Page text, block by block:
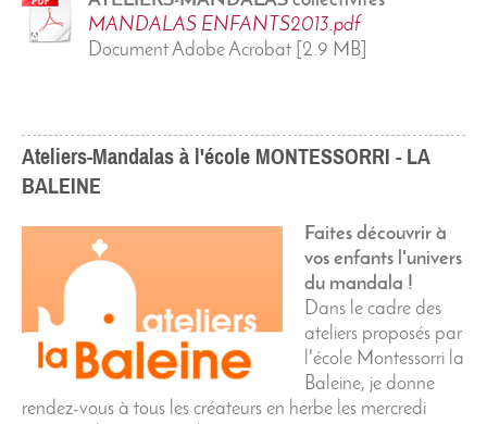
MANDALAS ENFANTS2013.pdf
Document Adobe Acrobat [2.9 MB]
Ateliers-Mandalas à l'école MONTESSORRI - LA
BALEINE
Faites découvrir à
vos enfants l'univers
du mandala !
Dans le cadre des
ateliers proposés par
l'école Montessorri la
Baleine, je donne
rendez-vous à tous les créateurs en herbe les mercredi